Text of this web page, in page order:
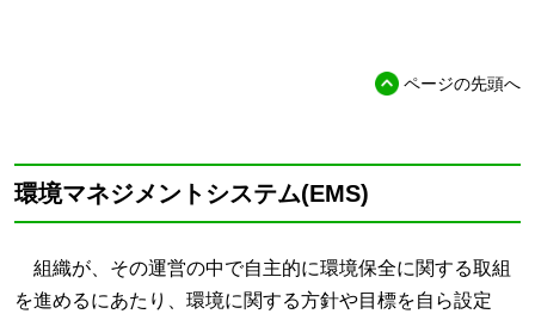
ページの先頭へ
環境マネジメントシステム(EMS)
組織が、その運営の中で自主的に環境保全に関する取組
を進めるにあたり、環境に関する方針や目標を自ら設定